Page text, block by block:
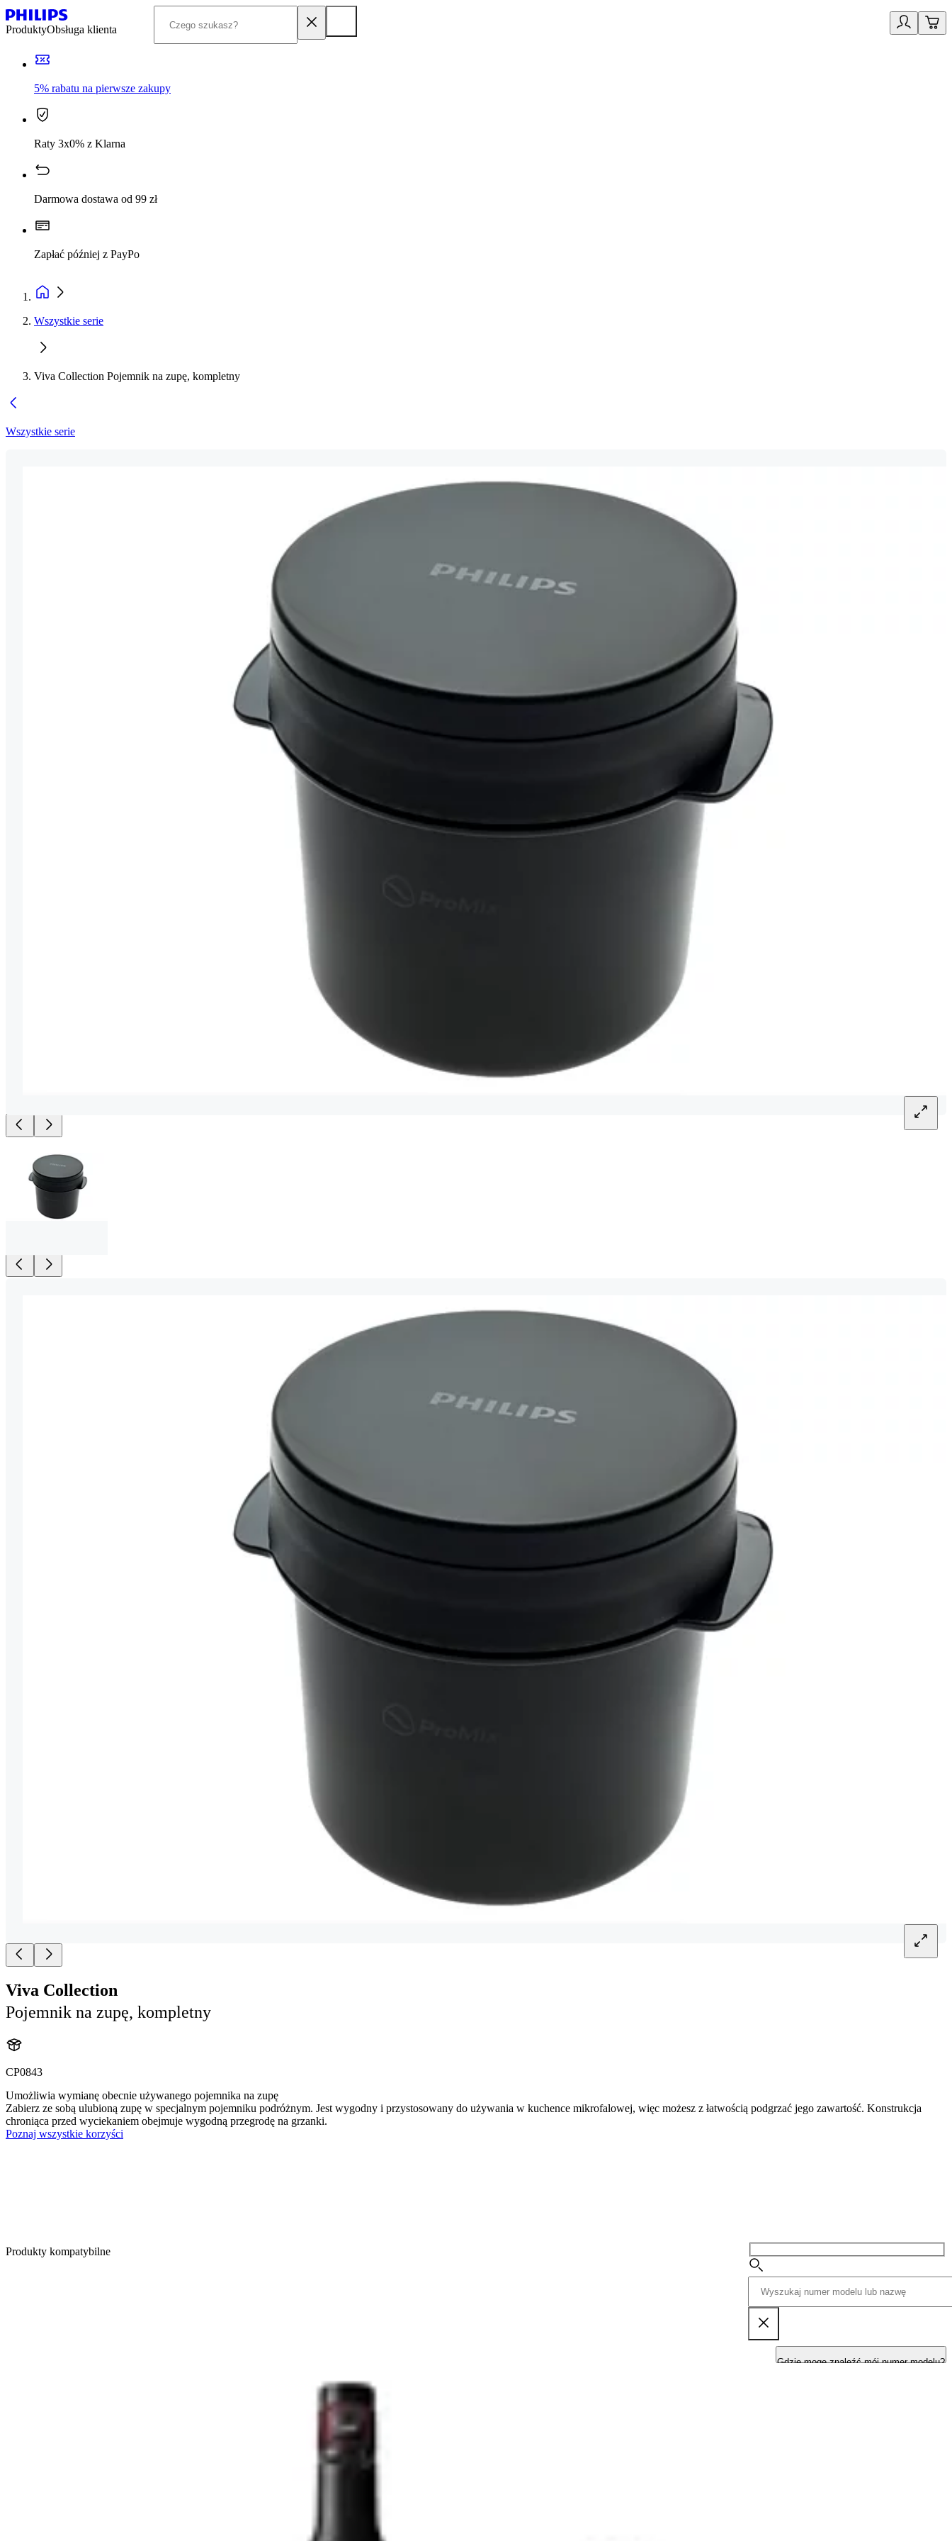
ProduktyObsługa klienta
5% rabatu na pierwsze zakupy
Raty 3x0% z Klarna
Darmowa dostawa od 99 zł
Zapłać później z PayPo
Wszystkie serie
Viva Collection Pojemnik na zupę, kompletny
Wszystkie serie
Viva Collection
Pojemnik na zupę, kompletny
CP0843
Umożliwia wymianę obecnie używanego pojemnika na zupę
Zabierz ze sobą ulubioną zupę w specjalnym pojemniku podróżnym. Jest wygodny i przystosowany do używania w kuchence mikrofalowej, więc możesz z łatwością podgrzać jego zawartość. Konstrukcja
chroniąca przed wyciekaniem obejmuje wygodną przegrodę na grzanki.
Poznaj wszystkie korzyści
Produkty kompatybilne
Gdzie mogę znaleźć mój numer modelu?